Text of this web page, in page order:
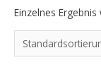
Einzelnes